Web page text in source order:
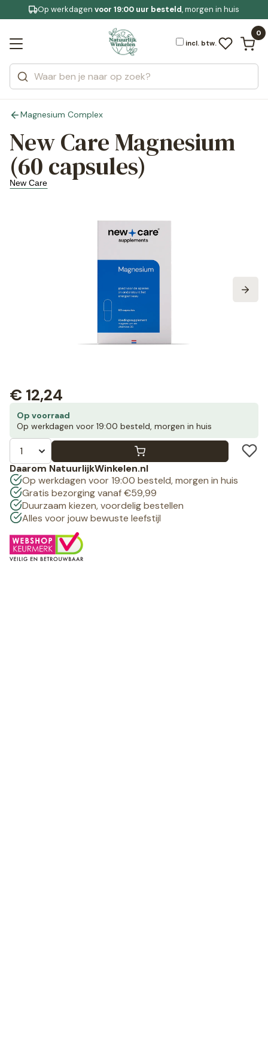
Gratis bezorging
Jouw bewuste leefstijl
Op werkdagenvoor 19:00 uur besteld, morgen in huis
incl. btw.
0
Zoeken
Categorieën
Merken
Bekijk alle resultaten
Magnesium Complex
New Care Magnesium
(60 capsules)
New Care
Op voorraad
Op werkdagen voor 19:00 besteld, morgen in huis
€ 12,24
Daarom NatuurlijkWinkelen.nl
Op werkdagen voor 19:00 besteld, morgen in huis
Gratis bezorging vanaf €59,99
Duurzaam kiezen, voordelig bestellen
Alles voor jouw bewuste leefstijl